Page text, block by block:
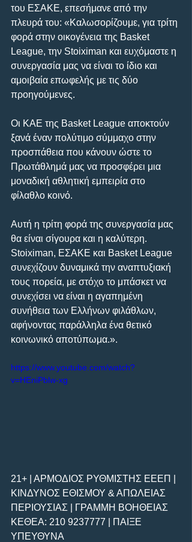
του ΕΣΑΚΕ, επεσήμανε από την
πλευρά του: «Καλωσορίζουμε, για τρίτη
φορά στην οικογένεια της Basket
League, την Stoiximan και ευχόμαστε η
συνεργασία μας να είναι το ίδιο και
αμοιβαία επωφελής με τις δύο
προηγούμενες.
Οι ΚΑΕ της Basket League αποκτούν
ξανά έναν πολύτιμο σύμμαχο στην
προσπάθεια που κάνουν ώστε το
Πρωτάθλημά μας να προσφέρει μια
μοναδική αθλητική εμπειρία στο
φίλαθλο κοινό.
Αυτή η τρίτη φορά της συνεργασία μας
θα είναι σίγουρα και η καλύτερη.
Stoiximan, ΕΣΑΚΕ και Basket League
συνεχίζουν δυναμικά την αναπτυξιακή
τους πορεία, με στόχο το μπάσκετ να
συνεχίσει να είναι η αγαπημένη
συνήθεια των Ελλήνων φιλάθλων,
αφήνοντας παράλληλα ένα θετικό
κοινωνικό αποτύπωμα.».
https://www.youtube.com/watch?
v=HEniPblw-xg
21+ | ΑΡΜΟΔΙΟΣ ΡΥΘΜΙΣΤΗΣ ΕΕΕΠ |
ΚΙΝΔΥΝΟΣ ΕΘΙΣΜΟΥ & ΑΠΩΛΕΙΑΣ
ΠΕΡΙΟΥΣΙΑΣ | ΓΡΑΜΜΗ ΒΟΗΘΕΙΑΣ
ΚΕΘΕΑ: 210 9237777 | ΠΑΙΞΕ
ΥΠΕΥΘΥΝΑ